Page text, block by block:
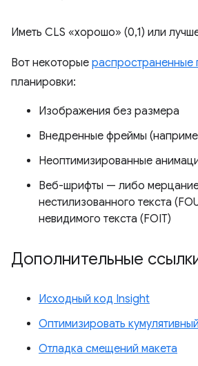
Иметь CLS «хорошо» (0,1) или
Вот некоторые распространенные
планировки:
Изображения без размера
Внедренные фреймы
Неоптимизированные
Веб-шрифты — либо
нестилизованного текста
невидимого текста (FOIT)
Дополнительные
Исходный код Insight
Оптимизировать
Отладка смещений макета